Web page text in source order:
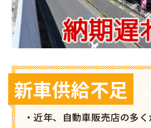
新車供給不足
・近年、自動車販売店の多